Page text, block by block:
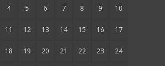
4 5 6 7 8 9 10
11 12 13 14 15 16 17
18 19 20 21 22 23 24